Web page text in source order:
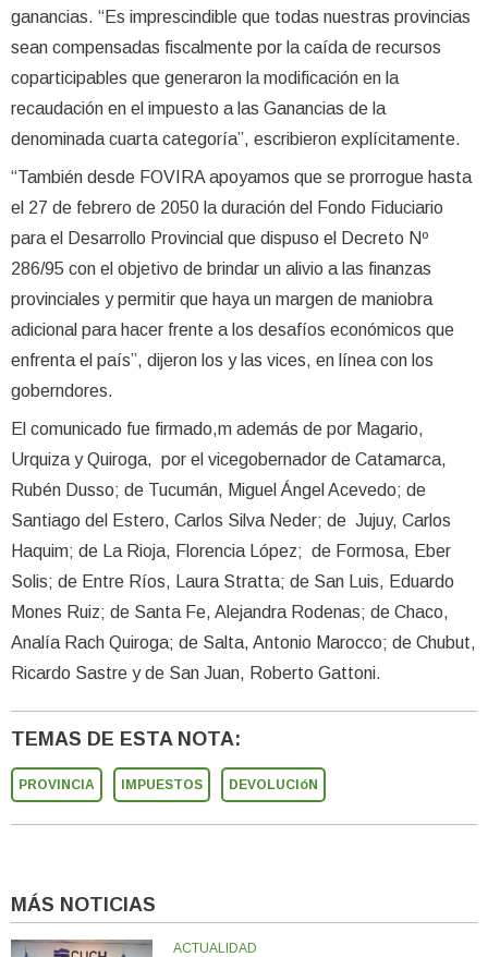
ganancias. “Es imprescindible que todas nuestras provincias
sean compensadas fiscalmente por la caída de recursos
coparticipables que generaron la modificación en la
recaudación en el impuesto a las Ganancias de la
denominada cuarta categoría”, escribieron explícitamente.
“También desde FOVIRA apoyamos que se prorrogue hasta
el 27 de febrero de 2050 la duración del Fondo Fiduciario
para el Desarrollo Provincial que dispuso el Decreto Nº
286/95 con el objetivo de brindar un alivio a las finanzas
provinciales y permitir que haya un margen de maniobra
adicional para hacer frente a los desafíos económicos que
enfrenta el país”, dijeron los y las vices, en línea con los
goberndores.
El comunicado fue firmado,m además de por Magario,
Urquiza y Quiroga, por el vicegobernador de Catamarca,
Rubén Dusso; de Tucumán, Miguel Ángel Acevedo; de
Santiago del Estero, Carlos Silva Neder; de Jujuy, Carlos
Haquim; de La Rioja, Florencia López; de Formosa, Eber
Solis; de Entre Ríos, Laura Stratta; de San Luis, Eduardo
Mones Ruiz; de Santa Fe, Alejandra Rodenas; de Chaco,
Analía Rach Quiroga; de Salta, Antonio Marocco; de Chubut,
Ricardo Sastre y de San Juan, Roberto Gattoni.
TEMAS DE ESTA NOTA:
PROVINCIA IMPUESTOS DEVOLUCIóN
MÁS NOTICIAS
ACTUALIDAD